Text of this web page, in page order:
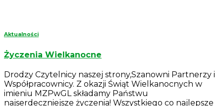
Aktualności
Życzenia Wielkanocne
Drodzy Czytelnicy naszej strony,Szanowni Partnerzy i
Współpracownicy. Z okazji Świąt Wielkanocnych w
imieniu MZPwGL składamy Państwu
najserdeczniejsze życzenia! Wszystkiego co najlepsze